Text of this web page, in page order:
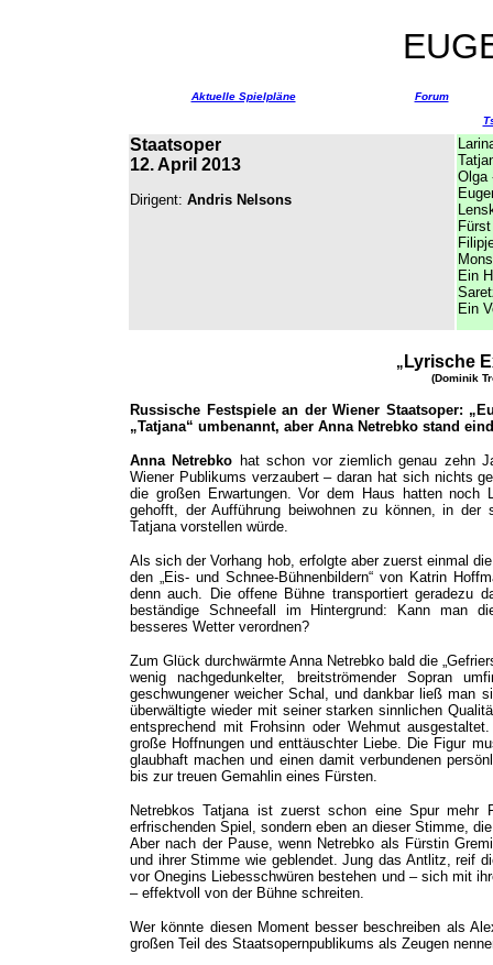
Aktuelle Spielpläne
Forum
Staatsoper
12. April 2013
Dirigent: Andris Nelsons
Ein
Ein
„ Lyrische
(Dominik
Russische Festspiele an der Wiener Staatsoper:
„Tatjana“ umbenannt, aber Anna Netrebko stand
Anna Netrebko hat schon vor ziemlich genau zehn
Wiener Publikums verzaubert – daran hat sich nichts
die großen Erwartungen. Vor dem Haus hatten noch
gehofft, der Aufführung beiwohnen zu können, in
Tatjana vorstellen würde.
Als sich der Vorhang hob, erfolgte aber zuerst einmal
den „Eis- und Schnee-Bühnenbildern“ von Katrin
denn auch. Die offene Bühne transportiert geradezu
beständige Schneefall im Hintergrund: Kann man
besseres Wetter verordnen?
Zum Glück durchwärmte Anna Netrebko bald die
wenig nachgedunkelter, breitströmender Sopran
geschwungener weicher Schal, und dankbar ließ man
überwältigte wieder mit seiner starken sinnlichen
entsprechend mit Frohsinn oder Wehmut
große Hoffnungen und enttäuschter Liebe. Die Figur
glaubhaft machen und einen damit verbundenen
bis zur treuen Gemahlin eines Fürsten.
Netrebkos Tatjana ist zuerst schon eine Spur
erfrischenden Spiel, sondern eben an dieser Stimme,
Aber nach der Pause, wenn Netrebko als Fürstin
und ihrer Stimme wie geblendet. Jung das Antlitz, reif
vor Onegins Liebesschwüren bestehen und – sich mit
– effektvoll von der Bühne schreiten.
Wer könnte diesen Moment besser beschreiben als
großen Teil des Staatsopernpublikums als Zeugen